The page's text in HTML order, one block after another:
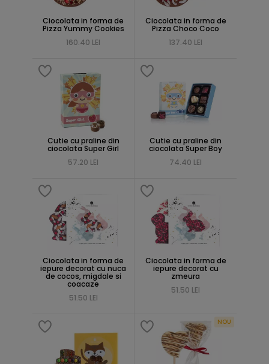
Ciocolata in forma de
Pizza Yummy Cookies
160.40 LEI
Ciocolata in forma de
Pizza Choco Coco
137.40 LEI
Cutie cu praline din
ciocolata Super Girl
57.20 LEI
Cutie cu praline din
ciocolata Super Boy
74.40 LEI
Ciocolata in forma de
iepure decorat cu nuca
de cocos, migdale si
coacaze
51.50 LEI
Ciocolata in forma de
iepure decorat cu
zmeura
51.50 LEI
NOU